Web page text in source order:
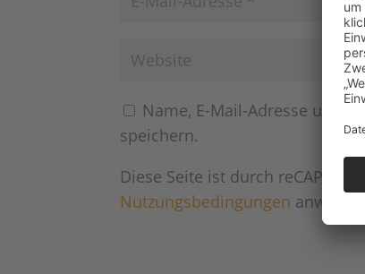
Name, E-Mail-Adresse und
speichern.
Diese Seite ist durch
Nutzungsbedingungen